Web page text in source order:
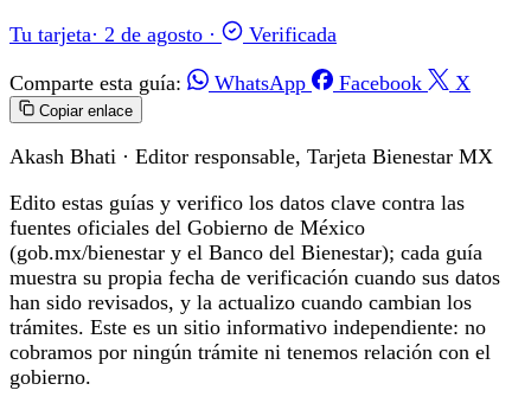
Tu tarjeta· 2 de agosto · Verificada
Comparte esta guía: WhatsApp Facebook X
Copiar enlace
Akash Bhati · Editor responsable, Tarjeta Bienestar MX
Edito estas guías y verifico los datos clave contra las
fuentes oficiales del Gobierno de México
(gob.mx/bienestar y el Banco del Bienestar); cada guía
muestra su propia fecha de verificación cuando sus datos
han sido revisados, y la actualizo cuando cambian los
trámites. Este es un sitio informativo independiente: no
cobramos por ningún trámite ni tenemos relación con el
gobierno.